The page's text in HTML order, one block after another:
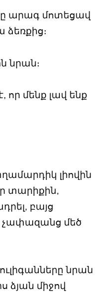
արագ մոտեցավ
ձեռքից։
նրան։
որ մենք լավ ենք
լիովին
տարիքին,
բայց
չափազանց մեծ
նրան
ձյան միջով